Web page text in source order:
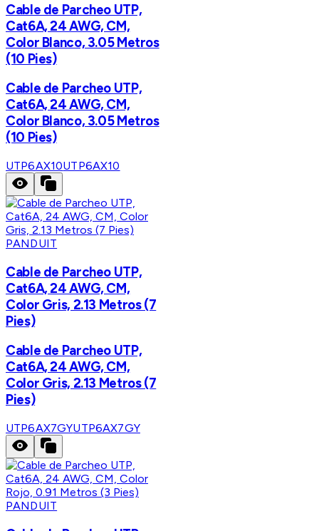
Cable de Parcheo UTP,
Cat6A, 24 AWG, CM,
Color Blanco, 3.05 Metros
(10 Pies)
Cable de Parcheo UTP,
Cat6A, 24 AWG, CM,
Color Blanco, 3.05 Metros
(10 Pies)
UTP6AX10UTP6AX10
PANDUIT
Cable de Parcheo UTP,
Cat6A, 24 AWG, CM,
Color Gris, 2.13 Metros (7
Pies)
Cable de Parcheo UTP,
Cat6A, 24 AWG, CM,
Color Gris, 2.13 Metros (7
Pies)
UTP6AX7GYUTP6AX7GY
PANDUIT